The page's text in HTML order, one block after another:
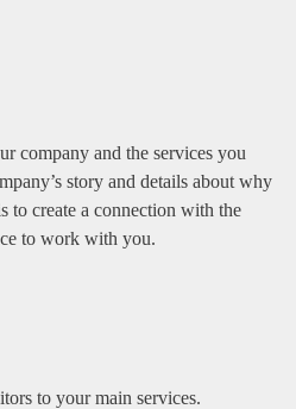
company and the services you
story and details about why
to create a connection with the
to work with you.
to your main services.